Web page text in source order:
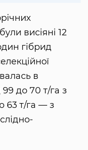
висіяні 12
гібрид
в
99 до 70 т/га з
63 т/га — з